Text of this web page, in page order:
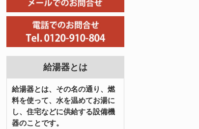
給湯器とは
給湯器とは、その名の通り、燃
料を使って、水を温めてお湯に
し、住宅などに供給する設備機
器のことです。